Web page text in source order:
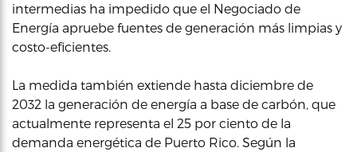
intermedias ha impedido que el Negociado de
Energía apruebe fuentes de generación más limpias y
costo-eficientes.
La medida también extiende hasta diciembre de
2032 la generación de energía a base de carbón, que
actualmente representa el 25 por ciento de la
demanda energética de Puerto Rico. Según la